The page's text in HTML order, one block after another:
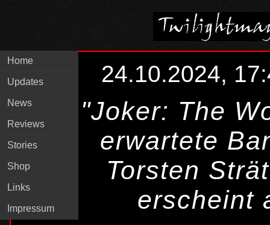
Home
Updates
News
Reviews
Stories
Shop
Links
Impressum
24.10.2024,
"Joker: The
erwartete
Torsten
erscheint